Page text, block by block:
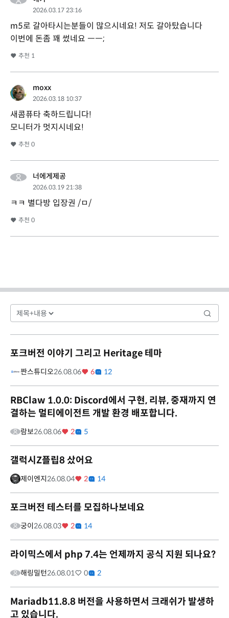
2026.03.17 23:16
m5로 갈아타시는분들이 많으시네요! 저도 갈아탔습니다
이번에 돈좀 꽤 썼네요 ㅡㅡ;
추천 1
moxx
2026.03.18 10:37
새콤퓨타 축하드립니다!
모니터가 멋지시네요!
추천 0
너에게제공
2026.03.19 21:38
ㅋㅋ 별다방 입장권 /ㅁ/
추천 0
포크버전 이야기 그리고 Heritage 테마
짠스튜디오26.08.06 6 12
RBClaw 1.0.0: Discord에서 구현, 리뷰, 중재까지 연
결하는 멀티에이전트 개발 환경 배포합니다.
람보26.08.06 2 5
갤럭시Z플립8 샀어요
제이엔지26.08.04 2 14
포크버전 테스터를 모집하나보네요
궁이26.08.03 2 14
라이믹스에서 php 7.4는 언제까지 공식 지원 되나요?
해링밀턴26.08.01 0 2
Mariadb11.8.8 버전을 사용하면서 크래쉬가 발생하
고 있습니다.